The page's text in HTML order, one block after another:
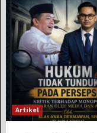
Artikel